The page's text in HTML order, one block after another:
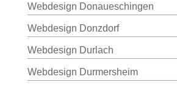
Webdesign Donaueschingen
Webdesign Donzdorf
Webdesign Durlach
Webdesign Durmersheim